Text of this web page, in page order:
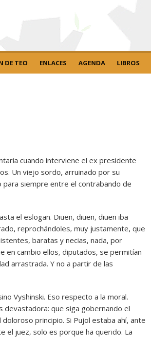
DE TEO ENLACES AGENDA LIBROS
cuando interviene el ex presidente
Un viejo sordo, arruinado por su
para siempre entre el contrabando de
el eslogan. Diuen, diuen, diuen iba
reprochándoles, muy justamente, que
baratas y necias, nada, por
en cambio ellos, diputados, se permitían
arrastrada. Y no a partir de las
Vyshinski. Eso respecto a la moral.
devastadora: que siga gobernando el
principio. Si Pujol estaba ahí, ante
el juez, solo es porque ha querido. La